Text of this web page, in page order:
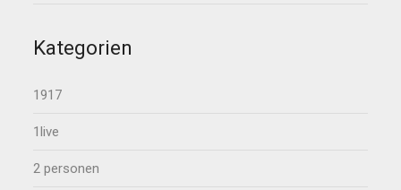
Kategorien
1917
1live
2 personen